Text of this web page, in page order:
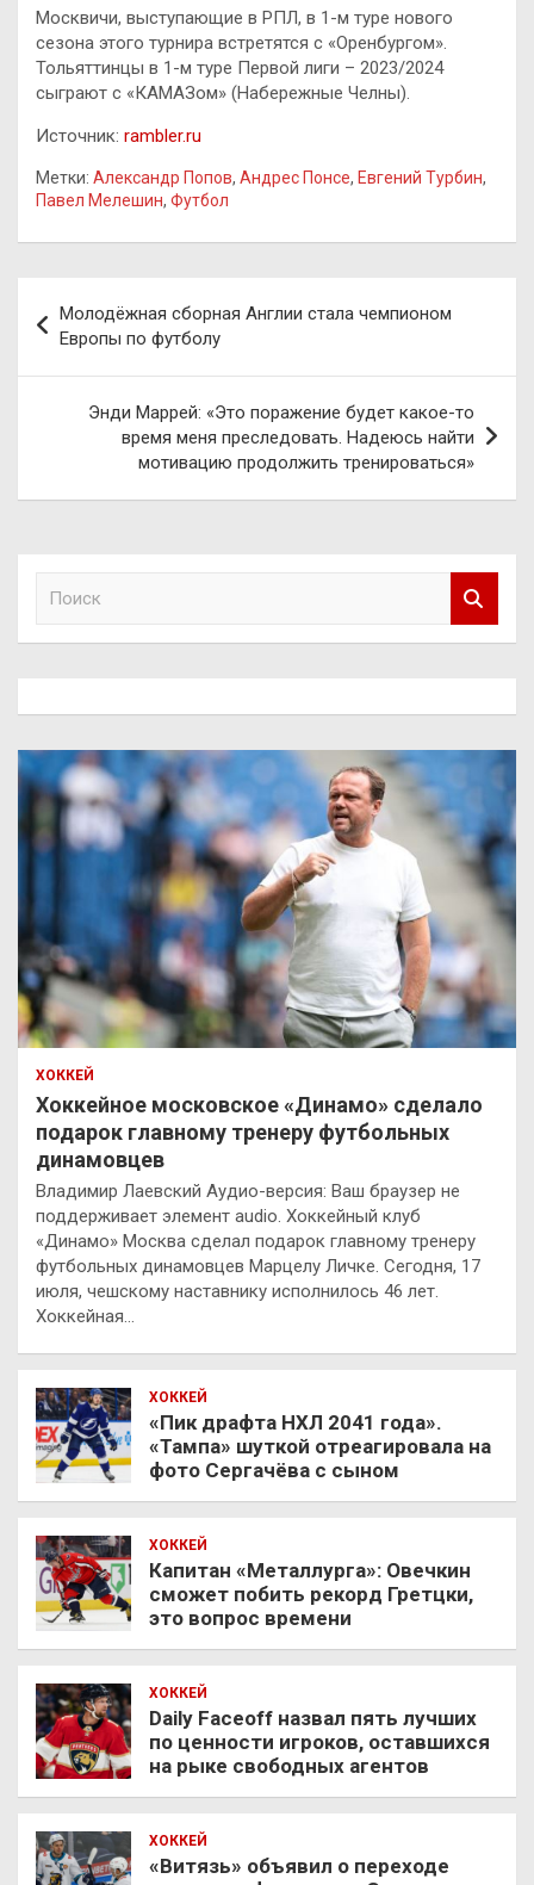
Москвичи, выступающие в РПЛ, в 1-м туре нового
сезона этого турнира встретятся с «Оренбургом».
Тольяттинцы в 1-м туре Первой лиги – 2023/2024
сыграют с «КАМАЗом» (Набережные Челны).
Источник: rambler.ru
Метки: Александр Попов, Андрес Понсе, Евгений Турбин,
Павел Мелешин, Футбол
по
записям
Молодёжная сборная Англии стала чемпионом
Европы по футболу
Энди Маррей: «Это поражение будет какое-то
время меня преследовать. Надеюсь найти
мотивацию продолжить тренироваться»
ХОККЕЙ
Хоккейное московское «Динамо» сделало
подарок главному тренеру футбольных
динамовцев
Владимир Лаевский Аудио-версия: Ваш браузер не
поддерживает элемент audio. Хоккейный клуб
«Динамо» Москва сделал подарок главному тренеру
футбольных динамовцев Марцелу Личке. Сегодня, 17
июля, чешскому наставнику исполнилось 46 лет.
Хоккейная…
ХОККЕЙ
«Пик драфта НХЛ 2041 года».
«Тампа» шуткой отреагировала на
фото Сергачёва с сыном
ХОККЕЙ
Капитан «Металлурга»: Овечкин
сможет побить рекорд Гретцки,
это вопрос времени
ХОККЕЙ
Daily Faceoff назвал пять лучших
по ценности игроков, оставшихся
на рыке свободных агентов
ХОККЕЙ
«Витязь» объявил о переходе